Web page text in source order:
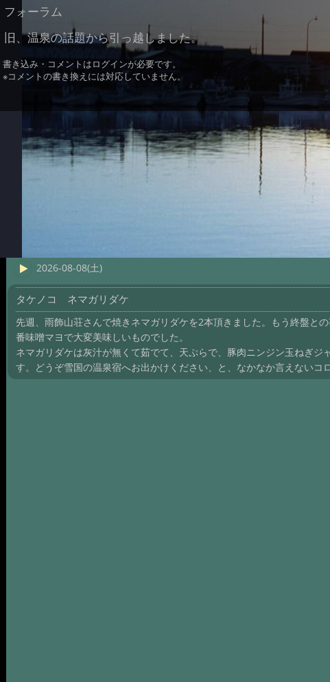
フォーラム
旧、温泉の話題から引っ越しました。
書き込み・コメントはログインが必要です。
※コメントの書き換えには対応していません。
2026-08-08(土)
タケノコ ネマガリダケ
先週、雨飾山荘さんで焼きネマガリダケを2本頂きました。もう終盤と
番味噌マヨで大変美味しいものでした。
ネマガリダケは灰汁が無くて茹でて、天ぷらで、豚肉ニンジン玉ねぎジ
す。どうぞ雪国の温泉宿へお出かけください、と、なかなか言えないコ